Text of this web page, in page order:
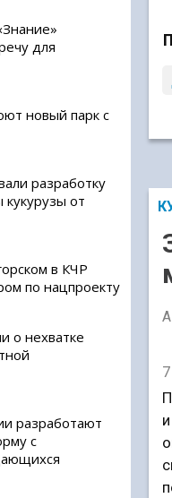
для
новый парк с
разработку
от
в КЧР
по нацпроекту
о нехватке
разработают
с